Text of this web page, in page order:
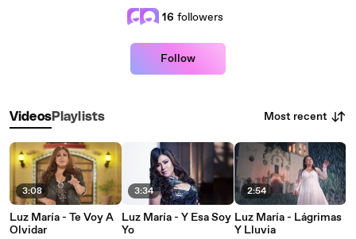
16 followers
Follow
VideosPlaylists Most recent
3:08
Luz María - Te Voy A
Olvidar
3:34
Luz María - Y Esa Soy
Yo
2:54
Luz María - Lágrimas
Y Lluvia